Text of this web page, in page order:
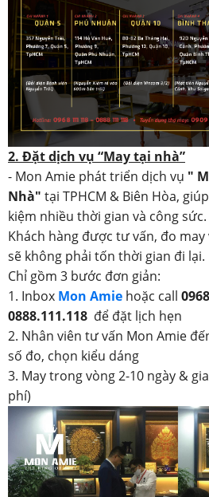
2. Đặt dịch vụ “May tại nhà”
- Mon Amie phát triển dịch vụ "
Nhà" tại TPHCM & Biên Hòa,
kiệm nhiều thời gian và công sức.
Khách hàng được tư vấn, đo
sẽ không phải tốn thời gian đi lại.
Chỉ gồm 3 bước đơn giản:
1. Inbox Mon Amie hoặc call
0888.111.118 để đặt lịch hẹn
2. Nhân viên tư vấn Mon Amie
số đo, chọn kiểu dáng
3. May trong vòng 2-10 ngày &
phí)